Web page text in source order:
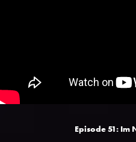
Episode 51: Im